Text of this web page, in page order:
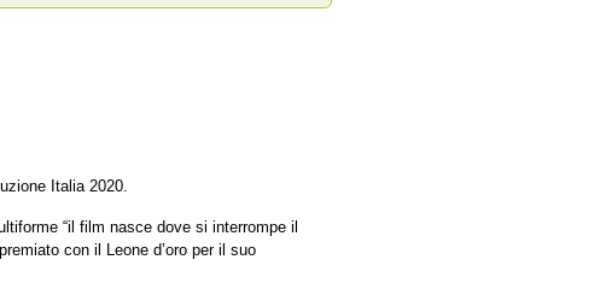
Italia 2020.
“il film nasce dove si interrompe il
con il Leone d’oro per il suo